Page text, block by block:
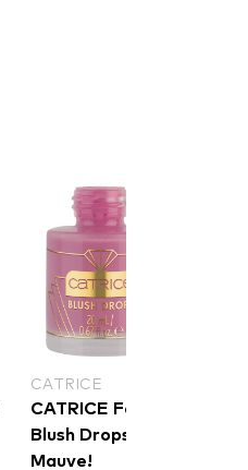
CATRICE
CATRICE Festive
Blush Drops - C01 Merry
Mauve!